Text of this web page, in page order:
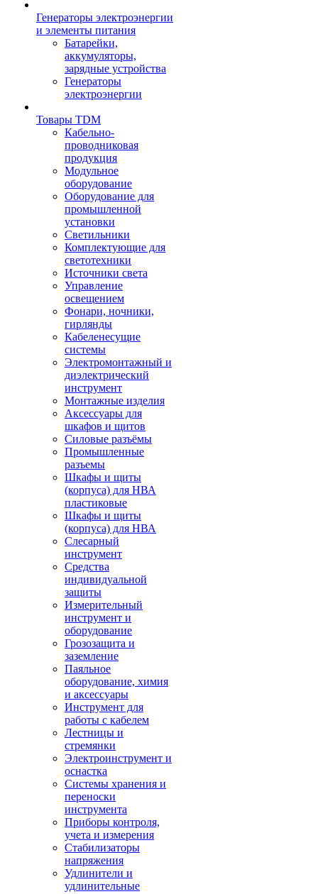
Генераторы электроэнергии
и элементы питания
Батарейки,
аккумуляторы,
зарядные устройства
Генераторы
электроэнергии
Товары TDM
Кабельно-
проводниковая
продукция
Модульное
оборудование
Оборудование для
промышленной
установки
Светильники
Комплектующие для
светотехники
Источники света
Управление
освещением
Фонари, ночники,
гирлянды
Кабеленесущие
системы
Электромонтажный и
диэлектрический
инструмент
Монтажные изделия
Аксессуары для
шкафов и щитов
Силовые разъёмы
Промышленные
разъемы
Шкафы и щиты
(корпуса) для НВА
пластиковые
Шкафы и щиты
(корпуса) для НВА
Слесарный
инструмент
Средства
индивидуальной
защиты
Измерительный
инструмент и
оборудование
Грозозащита и
заземление
Паяльное
оборудование, химия
и аксессуары
Инструмент для
работы с кабелем
Лестницы и
стремянки
Электроинструмент и
оснастка
Системы хранения и
переноски
инструмента
Приборы контроля,
учета и измерения
Стабилизаторы
напряжения
Удлинители и
удлинительные